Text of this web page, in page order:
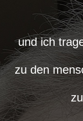
und ich
zu den